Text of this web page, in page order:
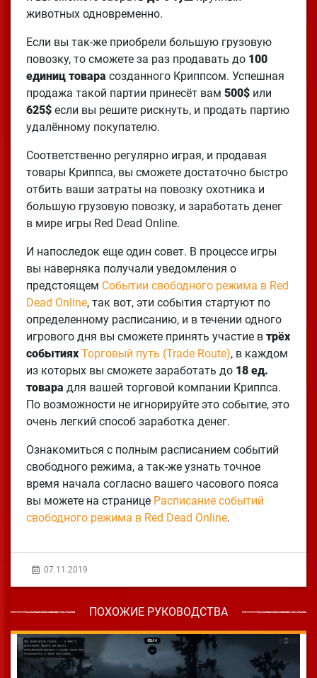
животных одновременно.
Если вы так-же приобрели большую грузовую
повозку, то сможете за раз продавать до 100
единиц товара созданного Криппсом. Успешная
продажа такой партии принесёт вам 500$или
625$если вы решите рискнуть, и продать партию
удалённому покупателю.
Соответственно регулярно играя, и продавая
товары Криппса, вы сможете достаточно быстро
отбить ваши затраты на повозку охотника и
большую грузовую повозку, и заработать денег
в мире игры Red Dead Online.
И напоследок еще один совет. В процессе игры
вы наверняка получали уведомления о
предстоящем Событии свободного режима в Red
Dead Online, так вот, эти события стартуют по
определенному расписанию, и в течении одного
игрового дня вы сможете принять участие в трёх
событиях Торговый путь (Trade Route), в каждом
из которых вы сможете заработать до 18 ед.
товара для вашей торговой компании Криппса.
По возможности не игнорируйте это событие, это
очень легкий способ заработка денег.
Ознакомиться с полным расписанием событий
свободного режима, а так-же узнать точное
время начала согласно вашего часового пояса
вы можете на странице Расписание событий
свободного режима в Red Dead Online.
07.11.2019
ПОХОЖИЕ РУКОВОДСТВА